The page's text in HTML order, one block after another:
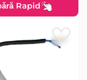
Rapid